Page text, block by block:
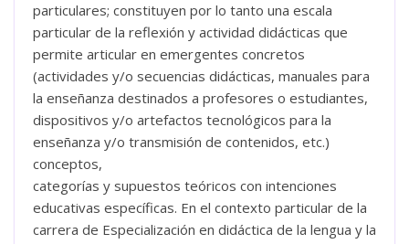
particulares; constituyen por lo tanto una escala
particular de la reflexión y actividad didácticas que
permite articular en emergentes concretos
(actividades y/o secuencias didácticas, manuales para
la enseñanza destinados a profesores o estudiantes,
dispositivos y/o artefactos tecnológicos para la
enseñanza y/o transmisión de contenidos, etc.)
conceptos,
categorías y supuestos teóricos con intenciones
educativas específicas. En el contexto particular de la
carrera de Especialización en didáctica de la lengua y la